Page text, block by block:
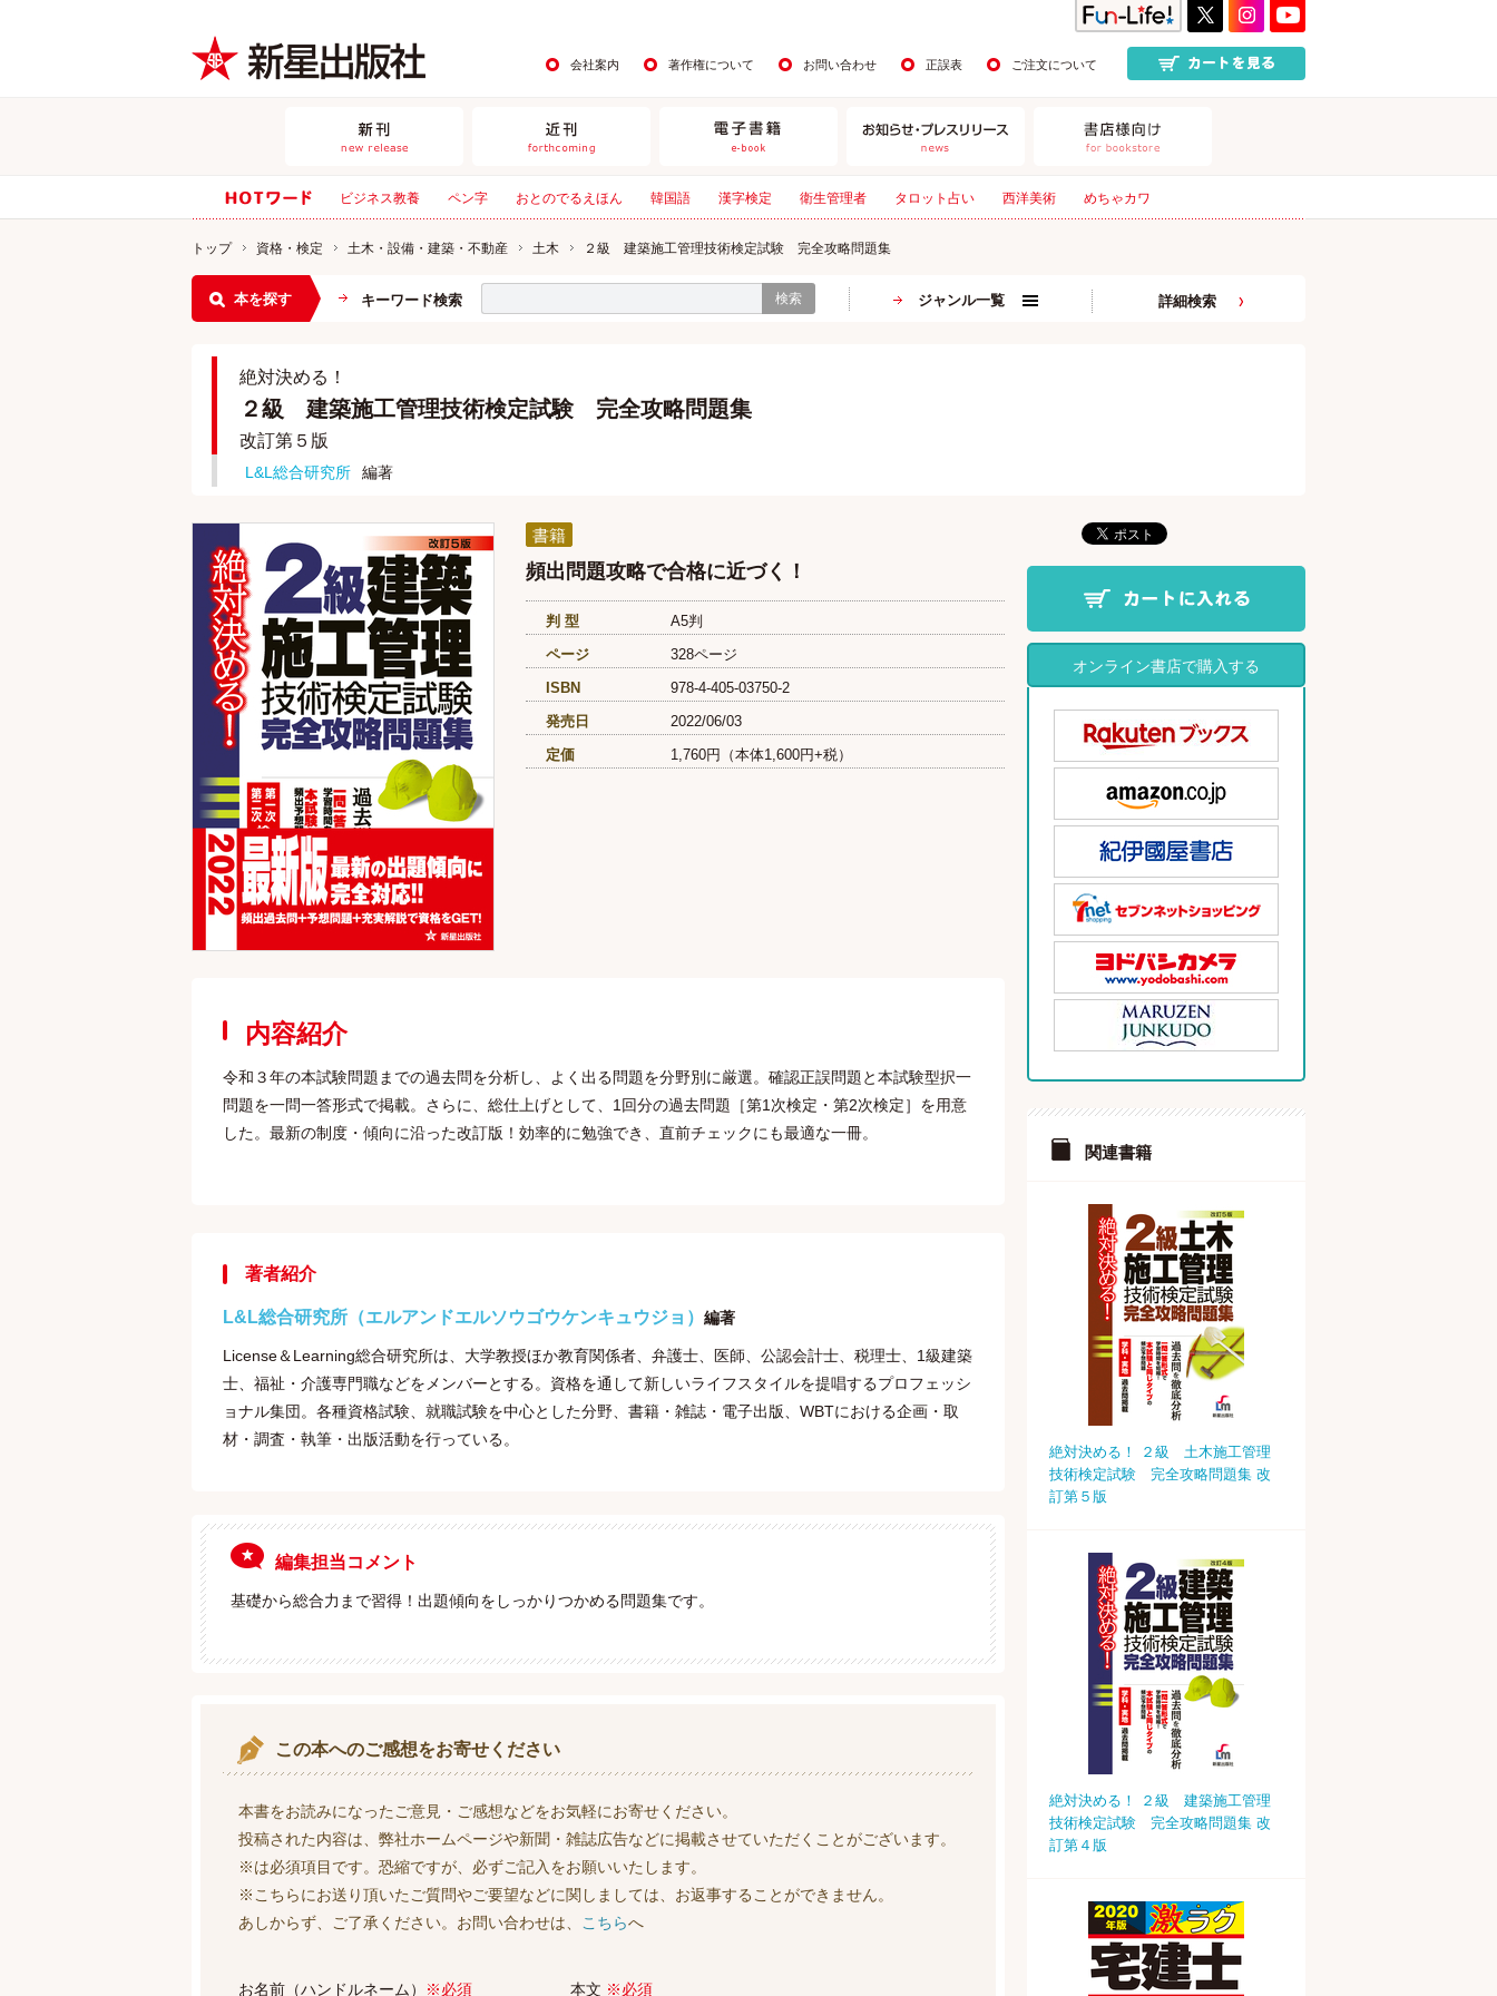
会社案内 著作権について お問い合わせ 正誤表 ご注文について
ビジネス教養 ペン字 おとのでるえほん 韓国語 漢字検定 衛生管理者 タロット占い 西洋美術 めちゃカワ
トップ 資格・検定 土木・設備・建築・不動産 土木 ２級 建築施工管理技術検定試験 完全攻略問題集
本を探す キーワード検索 検索 ジャンル一覧 詳細検索
絶対決める！
２級 建築施工管理技術検定試験 完全攻略問題集
改訂第５版
L&L総合研究所 編著
書籍
頻出問題攻略で合格に近づく！
判 型
A5判
ページ
328ページ
ISBN
978-4-405-03750-2
発売日
2022/06/03
定価
1,760円（本体1,600円+税）
内容紹介
令和３年の本試験問題までの過去問を分析し、よく出る問題を分野別に厳選。確認正誤問題と本試験型択一
問題を一問一答形式で掲載。さらに、総仕上げとして、1回分の過去問題［第1次検定・第2次検定］を用意
した。最新の制度・傾向に沿った改訂版！効率的に勉強でき、直前チェックにも最適な一冊。
著者紹介
L&L総合研究所（エルアンドエルソウゴウケンキュウジョ） 編著
License＆Learning総合研究所は、大学教授ほか教育関係者、弁護士、医師、公認会計士、税理士、1級建築
士、福祉・介護専門職などをメンバーとする。資格を通して新しいライフスタイルを提唱するプロフェッシ
ョナル集団。各種資格試験、就職試験を中心とした分野、書籍・雑誌・電子出版、WBTにおける企画・取
材・調査・執筆・出版活動を行っている。
編集担当コメント
基礎から総合力まで習得！出題傾向をしっかりつかめる問題集です。
この本へのご感想をお寄せください
本書をお読みになったご意見・ご感想などをお気軽にお寄せください。
投稿された内容は、弊社ホームページや新聞・雑誌広告などに掲載させていただくことがございます。
※は必須項目です。恐縮ですが、必ずご記入をお願いいたします。
※こちらにお送り頂いたご質問やご要望などに関しましては、お返事することができません。
あしからず、ご了承ください。お問い合わせは、
こちらへ
お名前（ハンドルネーム） ※必須 本文 ※必須
オンライン書店で購入する
関連書籍
絶対決める！ ２級 土木施工管理
技術検定試験 完全攻略問題集 改
訂第５版
絶対決める！ ２級 建築施工管理
技術検定試験 完全攻略問題集 改
訂第４版